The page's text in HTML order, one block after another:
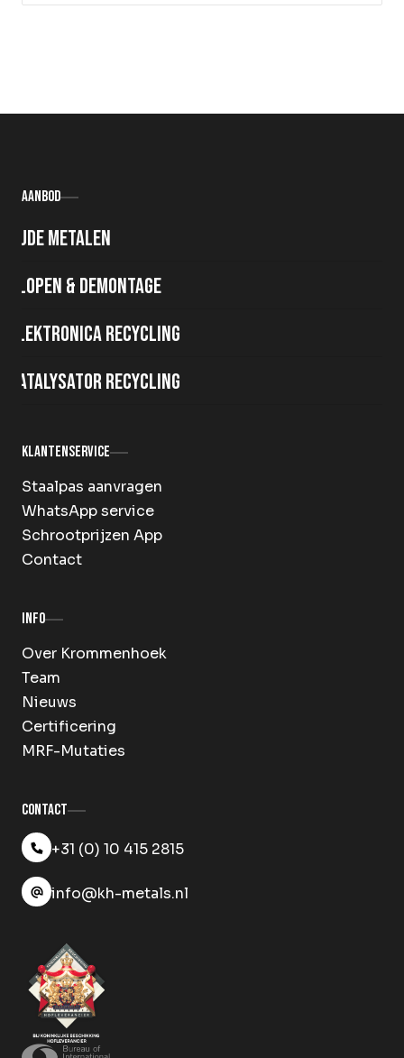
Aanbod
Oude metalen
Slopen & demontage
Elektronica recycling
Katalysator recycling
Klantenservice
Staalpas aanvragen
WhatsApp service
Schrootprijzen App
Contact
Info
Over Krommenhoek
Team
Nieuws
Certificering
MRF-Mutaties
Contact
+31 (0) 10 415 2815
info@kh-metals.nl